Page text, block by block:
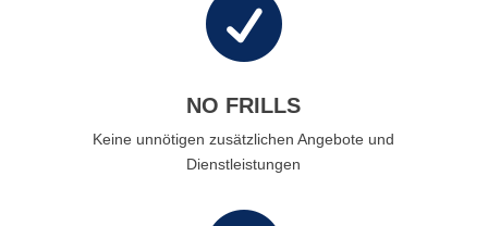

NO FRILLS
Keine unnötigen zusätzlichen Angebote und
Dienstleistungen